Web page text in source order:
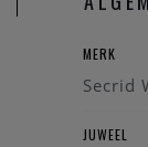
Europa, met
alleen kwaliteit,
productie.
De Secrid
MERK
Secrid
JUWEEL